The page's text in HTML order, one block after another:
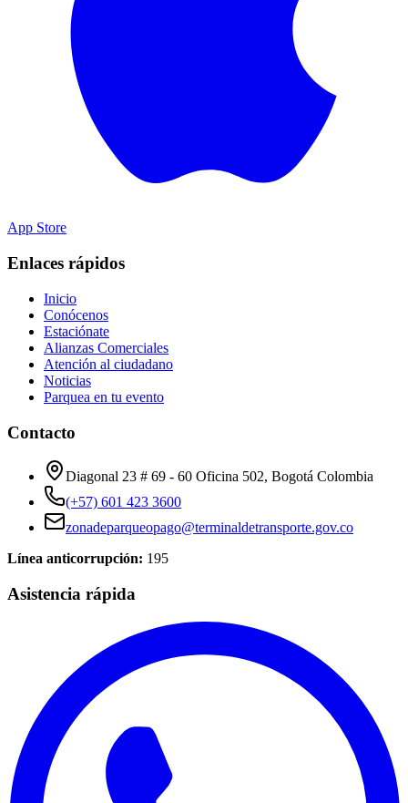
App Store
Enlaces rápidos
Inicio
Conócenos
Estaciónate
Alianzas Comerciales
Atención al ciudadano
Noticias
Parquea en tu evento
Contacto
Diagonal 23 # 69 - 60 Oficina 502, Bogotá Colombia
(+57) 601 423 3600
zonadeparqueopago@terminaldetransporte.gov.co
Línea anticorrupción: 195
Asistencia rápida